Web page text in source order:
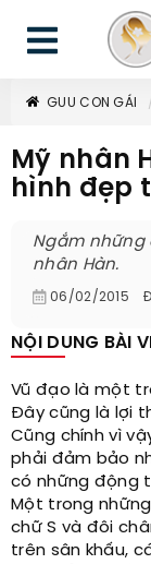
GUU CON GÁI
Mỹ nhân
hình đẹp
Ngắm những
nhân Hàn.
06/02/2015
NỘI DUNG BÀI
Vũ đạo là một
Đây cũng là lợi
Cũng chính vì
phải đảm bảo
có những động
Một trong
chữ S và đôi
trên sân khấu,